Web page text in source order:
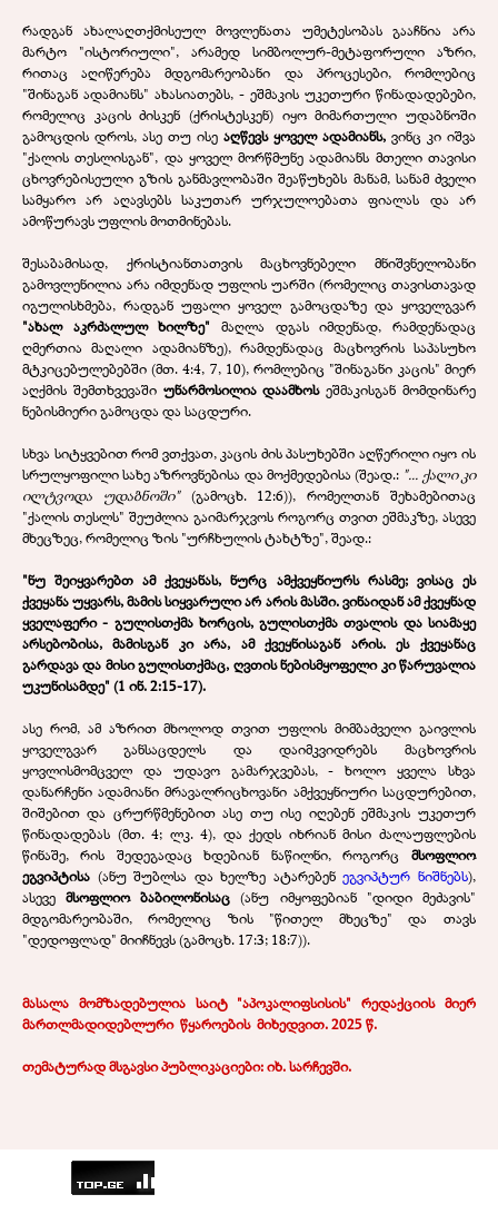
რადგან ახალაღთქმისეულ მოვლენათა უმეტესობას გააჩნია არა
მარტო "ისტორიული", არამედ სიმბოლურ-მეტაფორული აზრი,
რითაც აღიწერება მდგომარეობანი და პროცესები, რომლებიც
"შინაგან ადამიანს" ახასიათებს, - ეშმაკის უკეთური წინადადებები,
რომელიც კაცის ძისკენ (ქრისტესკენ) იყო მიმართული უდაბნოში
გამოცდის დროს, ასე თუ ისე აღწევს ყოველ ადამიანს, ვინც კი იშვა
"ქალის თესლისგან", და ყოველ მორწმუნე ადამიანს მთელი თავისი
ცხოვრებისეული გზის განმავლობაში შეაწუხებს მანამ, სანამ ძველი
სამყარო არ აღავსებს საკუთარ ურჯულოებათა ფიალას და არ
ამოწურავს უფლის მოთმინებას.
შესაბამისად, ქრისტიანთათვის მაცხოვნებელი მნიშვნელობანი
გამოვლენილია არა იმდენად უფლის უარში (რომელიც თავისთავად
იგულისხმება, რადგან უფალი ყოველ გამოცდაზე და ყოველგვარ
"ახალ აკრძალულ ხილზე" მაღლა დგას იმდენად, რამდენადაც
ღმერთია მაღალი ადამიანზე), რამდენადაც მაცხოვრის საპასუხო
მტკიცებულებებში (მთ. 4:4, 7, 10), რომლებიც "შინაგანი კაცის" მიერ
აღქმის შემთხვევაში უნარმოსილია დაამხოსეშმაკისგან მომდინარე
ნებისმიერი გამოცდა და საცდური.
სხვა სიტყვებით რომ ვთქვათ, კაცის ძის პასუხებში აღწერილი იყო ის
სრულყოფილი სახე აზროვნებისა და მოქმედებისა (შეად.: "... ქალი კი
ილტვოდა უდაბნოში" (გამოცხ. 12:6)), რომელთან შეხამებითაც
"ქალის თესლს" შეუძლია გაიმარჯვოს როგორც თვით ეშმაკზე, ასევე
მხეცზეც, რომელიც ზის "ურჩხულის ტახტზე", შეად.:
"ნუ შეიყვარებთ ამ ქვეყანას, ნურც ამქვეყნიურს რასმე; ვისაც ეს
ქვეყანა უყვარს, მამის სიყვარული არ არის მასში. ვინაიდან ამ ქვეყნად
ყველაფერი - გულისთქმა ხორცის, გულისთქმა თვალის და სიამაყე
არსებობისა, მამისგან კი არა, ამ ქვეყნისაგან არის. ეს ქვეყანაც
გარდავა და მისი გულისთქმაც, ღვთის ნებისმყოფელი კი წარუვალია
უკუნისამდე" (1 ინ. 2:15-17).
ასე რომ, ამ აზრით მხოლოდ თვით უფლის მიმბაძველი გაივლის
ყოველგვარ განსაცდელს და დაიმკვიდრებს მაცხოვრის
ყოვლისმომცველ და უდავო გამარჯვებას, - ხოლო ყველა სხვა
დანარჩენი ადამიანი მრავალრიცხოვანი ამქვეყნიური საცდურებით,
შიშებით და ცრურწმენებით ასე თუ ისე იღებენ ეშმაკის უკეთურ
წინადადებას (მთ. 4; ლკ. 4), და ქედს იხრიან მისი ძალაუფლების
წინაშე, რის შედეგადაც ხდებიან ნაწილნი, როგორც მსოფლიო
ეგვიპტისა (ანუ შუბლსა და ხელზე ატარებენეგვიპტურ ნიშნებს),
ასევემსოფლიო ბაბილონისაც(ანუ იმყოფებიან "დიდი მეძავის"
მდგომარეობაში, რომელიც ზის "წითელ მხეცზე" და თავს
"დედოფლად" მიიჩნევს (გამოცხ. 17:3; 18:7)).
მასალა მომზადებულია საიტ "აპოკალიფსისის" რედაქციის მიერ
მართლმადიდებლური წყაროების. მიხედვით. 2025 წ.
თემატურად მსგავსი პუბლიკაციები: იხ.სარჩევში.